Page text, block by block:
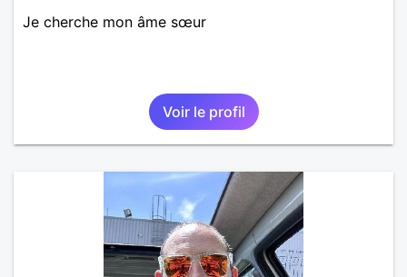
Je cherche mon âme sœur
Voir le profil